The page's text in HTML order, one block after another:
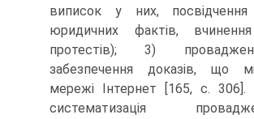
виписок у них, посвідчення
юридичних фактів,
протестів); 3)
забезпечення доказів, що
мережі Інтернет [165, с. 306].
систематизація